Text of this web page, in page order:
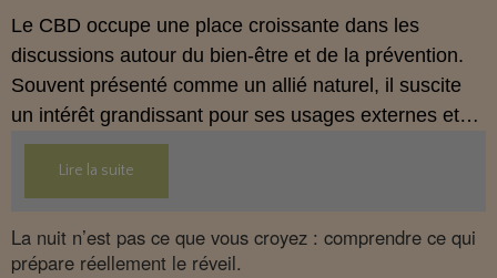
Le CBD occupe une place croissante dans les
discussions autour du bien‑être et de la prévention.
Souvent présenté comme un allié naturel, il suscite
un intérêt grandissant pour ses usages externes et
son interaction avec le système endocannabinoïde.
Cet article propose une mise au point claire, moderne
et conforme à la réglementation française de 2026.
Lire la suite
La nuit n’est pas ce que vous croyez : comprendre ce qui
prépare réellement le réveil.